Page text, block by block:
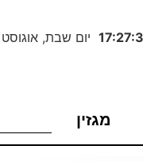
יום שבת, אוגוסט 8, 2026
מגזין